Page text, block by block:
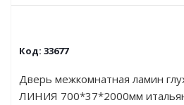
Код: 33677
Дверь межкомнатная ламин
ЛИНИЯ 700*37*2000мм